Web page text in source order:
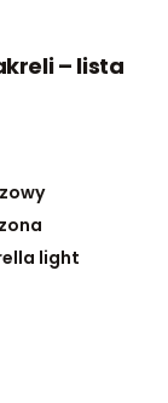
– lista
light